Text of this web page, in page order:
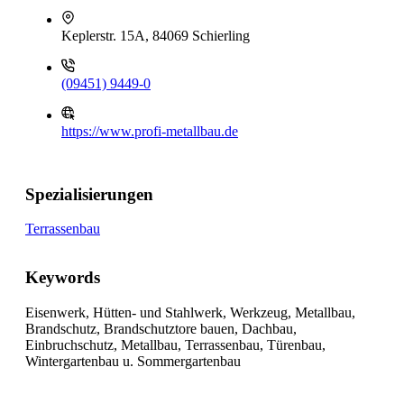
Keplerstr. 15A, 84069 Schierling
(09451) 9449-0
https://www.profi-metallbau.de
Spezialisierungen
Terrassenbau
Keywords
Eisenwerk, Hütten- und Stahlwerk, Werkzeug, Metallbau,
Brandschutz, Brandschutztore bauen, Dachbau,
Einbruchschutz, Metallbau, Terrassenbau, Türenbau,
Wintergartenbau u. Sommergartenbau